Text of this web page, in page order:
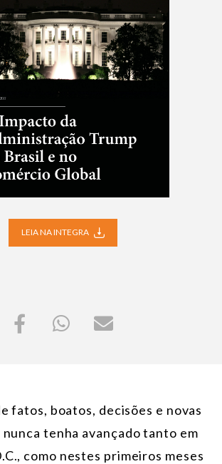
LEIA NA INTEGRA
fatos, boatos, decisões e novas
tenha avançado tanto em
como nestes primeiros meses